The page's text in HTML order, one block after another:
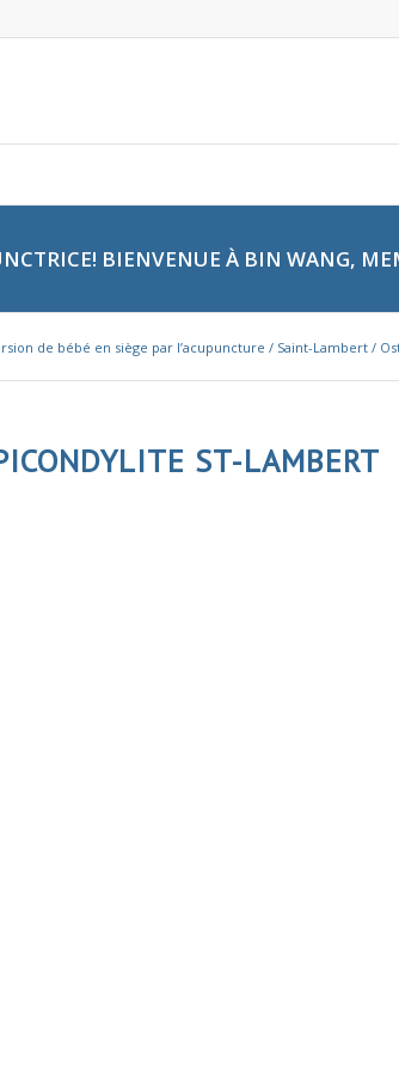
BIENVENUE À BIN WANG,
de bébé en siège par l’acupuncture / Saint-Lambert /
ST-LAMBERT